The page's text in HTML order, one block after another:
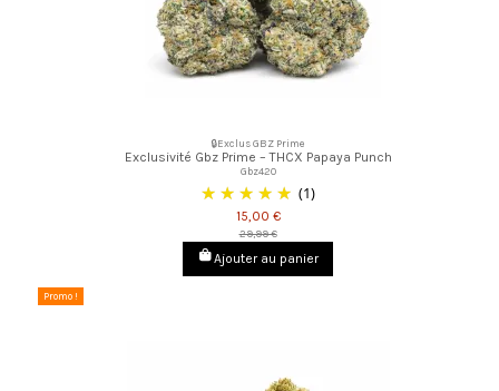
🔒Exclus GBZ Prime
Exclusivité Gbz Prime – THCX Papaya Punch
Gbz420
(1)
15,00 €
29,99 €
Ajouter au panier
Promo !